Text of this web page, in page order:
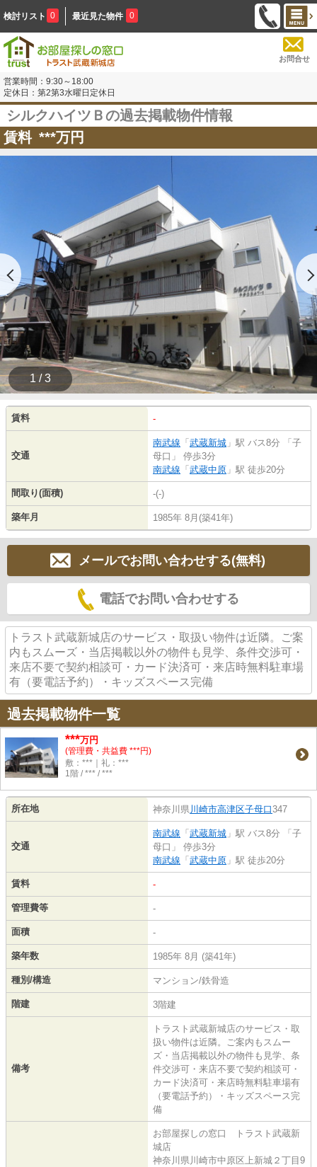
検討リスト 0 最近見た物件 0
お問合せ
営業時間：9:30～18:00
定休日：第2第3水曜日定休日
シルクハイツＢの過去掲載物件情報
賃料 ***万円
1 / 3
賃料 -
交通
南武線 「 武蔵新城 」駅 バス8分 「子
母口」 停歩3分
南武線 「 武蔵中原 」駅 徒歩20分
間取り(面積) -(-)
築年月 1985年 8月(築41年)
メールでお問い合わせする(無料)
電話でお問い合わせする
トラスト武蔵新城店のサービス・取扱い物件は近隣。ご案
内もスムーズ・当店掲載以外の物件も見学、条件交渉可・
来店不要で契約相談可・カード決済可・来店時無料駐車場
有（要電話予約）・キッズスペース完備
過去掲載物件一覧
***万円
(管理費・共益費 ***円)
敷：***｜礼：***
1階 / *** / ***
所在地 神奈川県川崎市高津区子母口347
交通
南武線 「 武蔵新城 」駅 バス8分 「子
母口」 停歩3分
南武線 「 武蔵中原 」駅 徒歩20分
賃料 -
管理費等 -
面積 -
築年数 1985年 8月 (築41年)
種別/構造 マンション/鉄骨造
階建 3階建
備考
トラスト武蔵新城店のサービス・取
扱い物件は近隣。ご案内もスムー
ズ・当店掲載以外の物件も見学、条
件交渉可・来店不要で契約相談可・
カード決済可・来店時無料駐車場有
（要電話予約）・キッズスペース完
備
お部屋探しの窓口 トラスト武蔵新
城店
神奈川県川崎市中原区上新城２丁目9